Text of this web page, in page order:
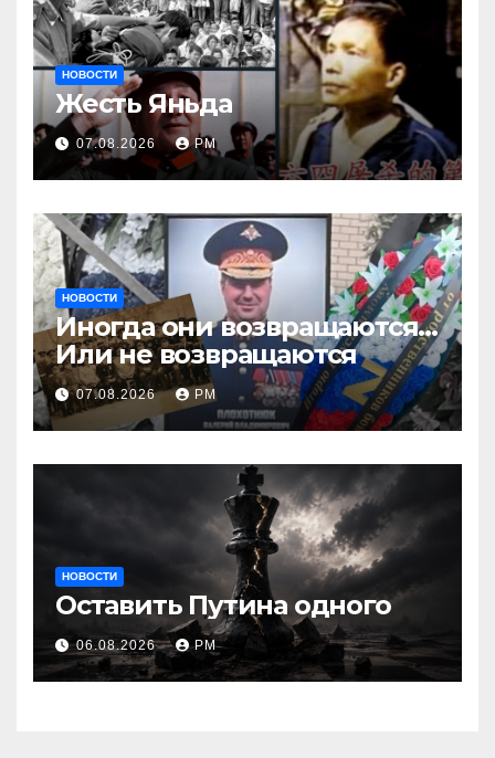
НОВОСТИ
Жесть Яньда
07.08.2026 РМ
НОВОСТИ
Иногда они возвращаются…
Или не возвращаются
07.08.2026 РМ
НОВОСТИ
Оставить Путина одного
06.08.2026 РМ